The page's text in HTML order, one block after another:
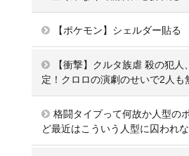
【ポケモン】シェルダー貼る
【衝撃】クルタ族虐 殺の犯
定！クロロの演劇のせいで2人も
格闘タイプって何故か人型の
ど最近はこういう人型に囚われ